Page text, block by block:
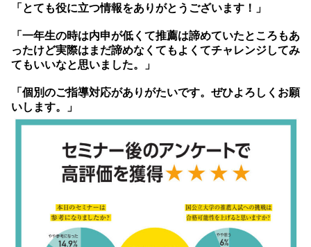
「とても役に立つ情報をありがとうございます！」
「一年生の時は内申が低くて推薦は諦めていたところもあ
ったけど実際はまだ諦めなくてもよくてチャレンジしてみ
てもいいなと思いました。」
「個別のご指導対応がありがたいです。ぜひよろしくお願
いします。」